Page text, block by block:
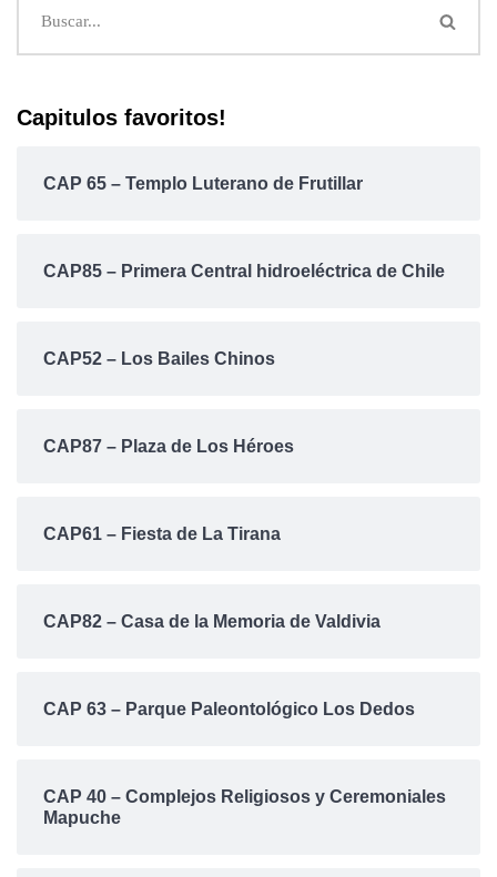
Capitulos favoritos!
CAP 65 – Templo Luterano de Frutillar
CAP85 – Primera Central hidroeléctrica de Chile
CAP52 – Los Bailes Chinos
CAP87 – Plaza de Los Héroes
CAP61 – Fiesta de La Tirana
CAP82 – Casa de la Memoria de Valdivia
CAP 63 – Parque Paleontológico Los Dedos
CAP 40 – Complejos Religiosos y Ceremoniales
Mapuche